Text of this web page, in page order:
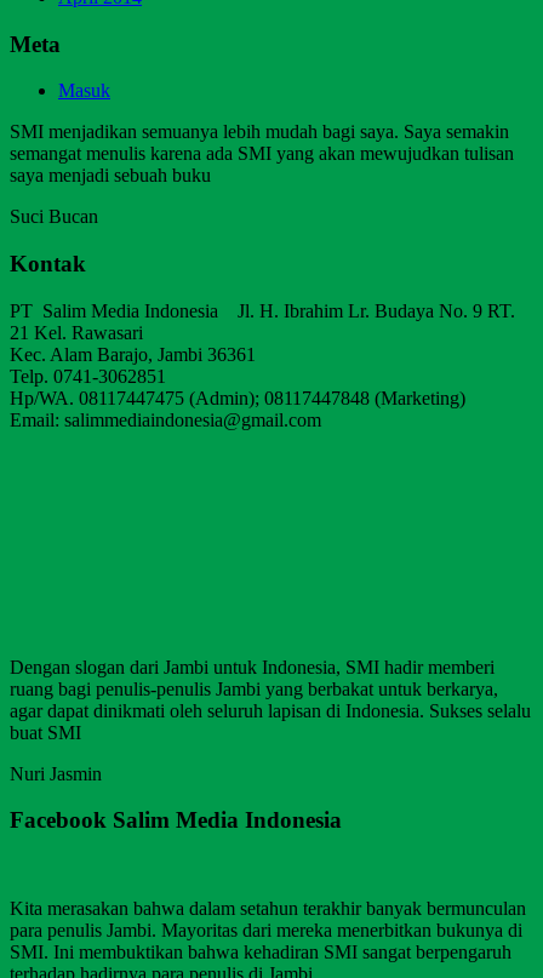
Meta
Masuk
SMI menjadikan semuanya lebih mudah bagi saya. Saya semakin
semangat menulis karena ada SMI yang akan mewujudkan tulisan
saya menjadi sebuah buku
Suci Bucan
Kontak
PT Salim Media Indonesia Jl. H. Ibrahim Lr. Budaya No. 9 RT.
21 Kel. Rawasari
Kec. Alam Barajo, Jambi 36361
Telp. 0741-3062851
Hp/WA. 08117447475 (Admin); 08117447848 (Marketing)
Email: salimmediaindonesia@gmail.com
Dengan slogan dari Jambi untuk Indonesia, SMI hadir memberi
ruang bagi penulis-penulis Jambi yang berbakat untuk berkarya,
agar dapat dinikmati oleh seluruh lapisan di Indonesia. Sukses selalu
buat SMI
Nuri Jasmin
Facebook Salim Media Indonesia
Kita merasakan bahwa dalam setahun terakhir banyak bermunculan
para penulis Jambi. Mayoritas dari mereka menerbitkan bukunya di
SMI. Ini membuktikan bahwa kehadiran SMI sangat berpengaruh